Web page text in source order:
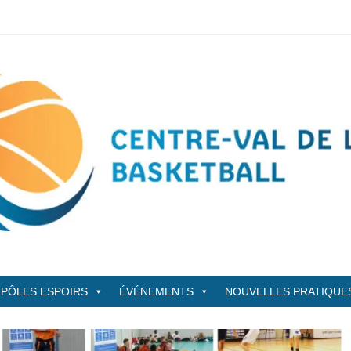
PÔLES ESPOIRS ÉVÉNEMENTS NOUVELLES